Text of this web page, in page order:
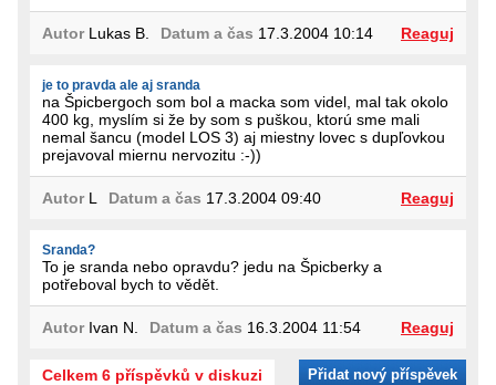
AutorLukas B. Datum a čas 17.3.2004 10:14 Reaguj
je to pravda ale aj sranda
na Špicbergoch som bol a macka som videl, mal tak okolo
400 kg, myslím si že by som s puškou, ktorú sme mali
nemal šancu (model LOS 3) aj miestny lovec s dupľovkou
prejavoval miernu nervozitu :-))
AutorL Datum a čas 17.3.2004 09:40 Reaguj
Sranda?
To je sranda nebo opravdu? jedu na Špicberky a
potřeboval bych to vědět.
AutorIvan N. Datum a čas 16.3.2004 11:54 Reaguj
Celkem 6 příspěvků v diskuzi Přidat nový příspěvek